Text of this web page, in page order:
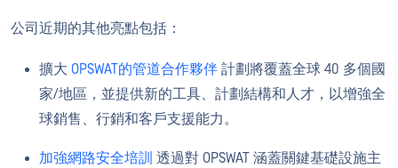
公司近期的其他亮點包括：
擴大 OPSWAT的管道合作夥伴 計劃將覆蓋全球 40 多個國
家/地區，並提供新的工具、計劃結構和人才，以增強全
球銷售、行銷和客戶支援能力。
加強網路安全培訓 透過對 OPSWAT 涵蓋關鍵基礎設施主